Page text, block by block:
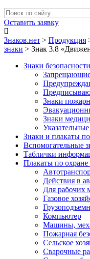
Оставить заявку
Знаков.нет > Продукция
знаки > Знак 3.8
Знаки безопасности
Знаки
Знаки
Знаки и плакаты по
Вспомогательные
Таблички
Плакаты по охране
Действия в
Для рабочих
Газовое
Компьютер
Машины,
Пожарная
Сельское
Сварочные